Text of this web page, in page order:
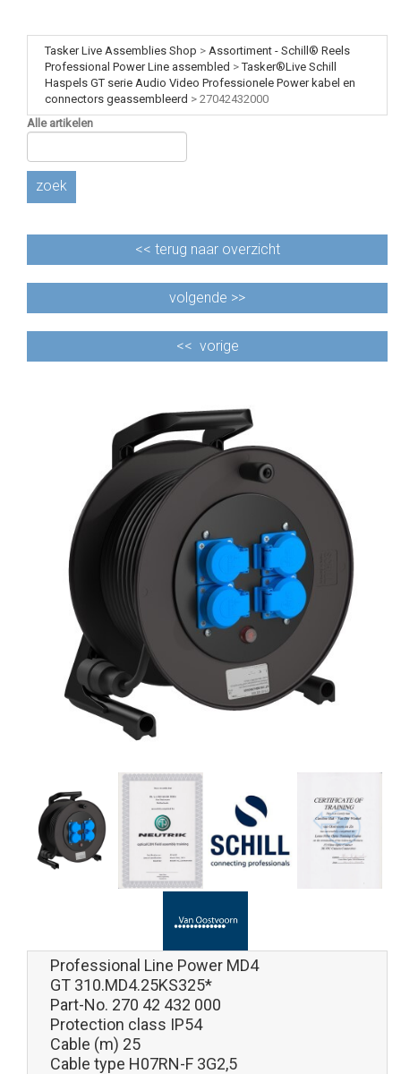
Tasker Live Assemblies Shop > Assortiment - Schill® Reels
Professional Power Line assembled >Tasker®Live Schill
Haspels GT serie Audio Video Professionele Power kabel en
connectors geassembleerd > 27042432000
Alle artikelen
zoek
<< terug naar overzicht
volgende >>
<< vorige
Professional Line Power MD4
GT 310.MD4.25KS325*
Part-No. 270 42 432 000
Protection class IP54
Cable (m) 25
Cable type H07RN-F 3G2,5